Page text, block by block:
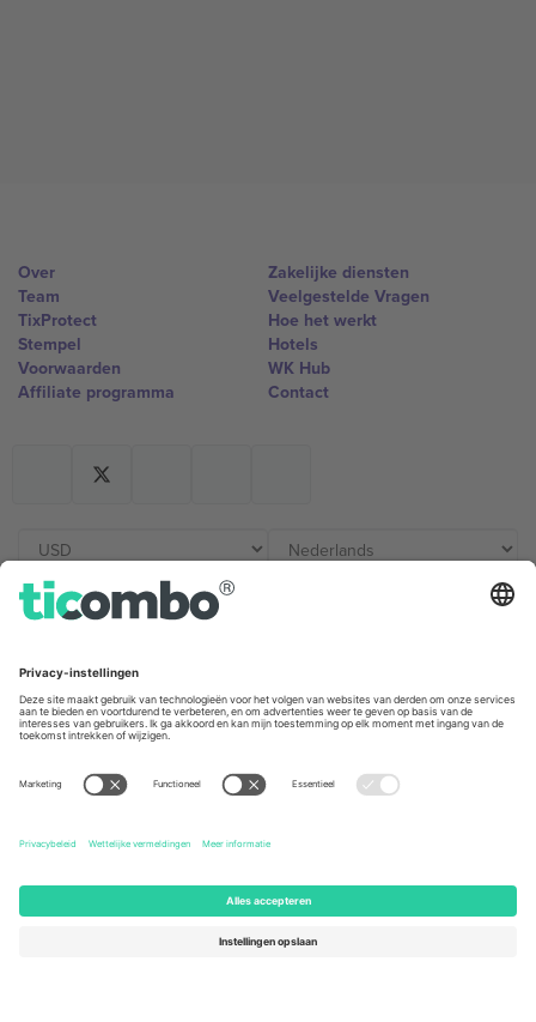
Over
Team
TixProtect
Stempel
Voorwaarden
Affiliate programma
Zakelijke diensten
Veelgestelde Vragen
Hoe het werkt
Hotels
WK Hub
Contact
Unter den Linden 24, 10117
Berlin, Germany
167 City Road, London, Greater
131 Continental Dr, Suite 305,
Newark, Delaware 19713, United
Engelberg, Switzerland